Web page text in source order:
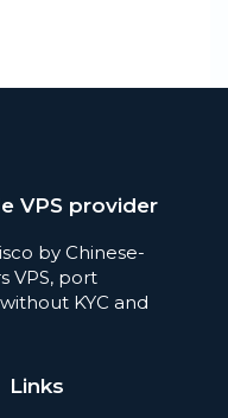
VPS provider
by Chinese-
VPS, port
KYC and
Links